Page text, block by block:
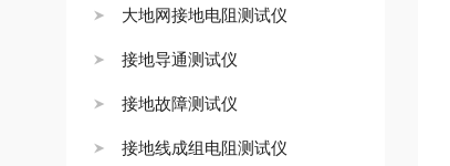
大地网接地电阻测试仪
接地导通测试仪
接地故障测试仪
接地线成组电阻测试仪